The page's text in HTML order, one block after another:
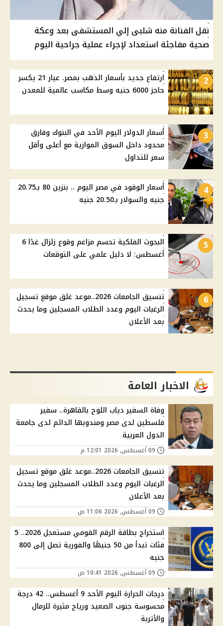
نقل الفنانة منه شلبى إلي المستشفى بعد وعكة
صحية مفاجئة استعداد لإجراء عملية جراحية اليوم
2
ارتفاع جديد بأسعار الذهب بمصر. عيار 21 يكسر
حاجز 6000 جنيه وسط مكاسب عالمية للمعدن
3
أسعار الدولار اليوم الأحد في البنوك وفارق
محدود داخل السوق الموازية مع أعلى وأقل
سعر للتداول
4
أسعار الوقود في مصر اليوم .. بنزين 80 بـ20.75
جنيه والسولار بـ20.50 جنيه
5
البحوث الفلكية تحسم مزاعم وقوع زلزال غدًا 6
أغسطس: لا دليل علمي على التوقعات
6
تنسيق الجامعات 2026..موعد غلق موقع تسجيل
الرغبات اليوم وعدد الطلاب المسجلين وما يحدث
بعد الأعلان
الاخبار العامة
وفاة السفير دياب اللوح بالقاهرة.. سفير
فلسطين لدى مصر ومندوبها الدائم لدى جامعة
الدول العربية
تنسيق الجامعات 2026..موعد غلق موقع تسجيل
الرغبات اليوم وعدد الطلاب المسجلين وما يحدث
بعد الأعلان
استخراج بطاقة الرقم القومي مستعجل 2026.. 5
فئات تبدأ من 50 جنيهًا والفورية تصل إلى 800
جنيه
درجات الحرارة اليوم الأحد 9 أغسطس.. 42 درجة
محسوسة جنوب الصعيد ورياح مثيرة للرمال
والأتربة